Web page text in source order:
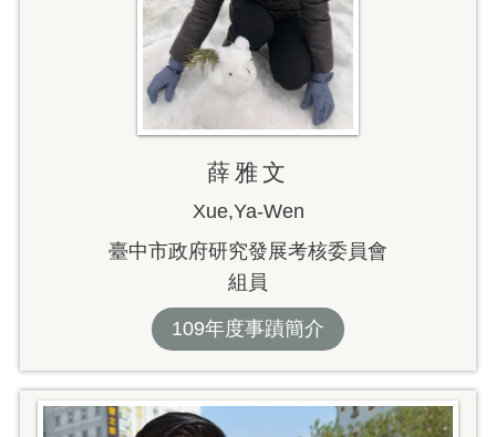
薛雅文
Xue,Ya-Wen
臺中市政府研究發展考核委員會
組員
109年度事蹟簡介